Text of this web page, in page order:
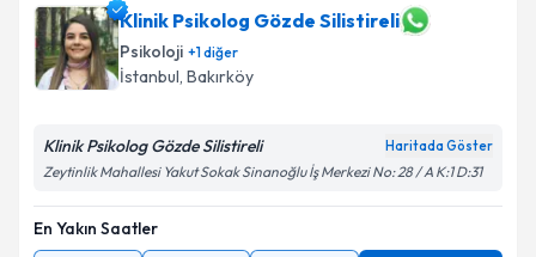
Klinik Psikolog Gözde Silistireli
Psikoloji +1diğer
İstanbul, Bakırköy
Klinik Psikolog Gözde Silistireli Haritada Göster
Zeytinlik Mahallesi Yakut Sokak Sinanoğlu İş Merkezi No: 28 / A K:1 D:31
En Yakın Saatler